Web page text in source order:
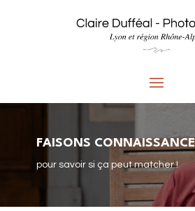
FAISONS CONNAISSANCE
pour savoir si ça peut matcher !